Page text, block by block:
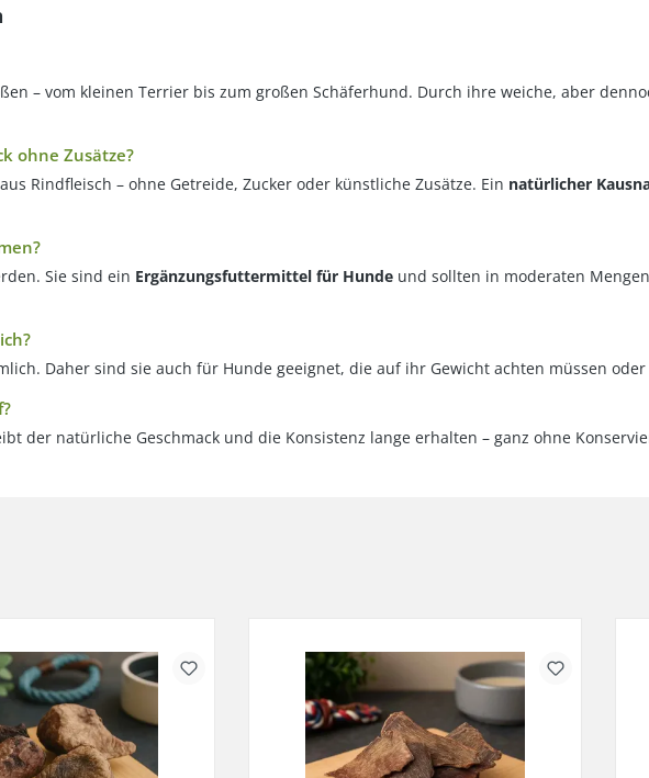
– vom kleinen Terrier bis zum großen Schäferhund. Durch ihre weiche, aber
ohne Zusätze?
Rindfleisch – ohne Getreide, Zucker oder künstliche Zusätze. Ein natürlicher
Sie sind ein Ergänzungsfuttermittel für Hunde und sollten in moderaten
Daher sind sie auch für Hunde geeignet, die auf ihr Gewicht achten müssen
der natürliche Geschmack und die Konsistenz lange erhalten – ganz ohne